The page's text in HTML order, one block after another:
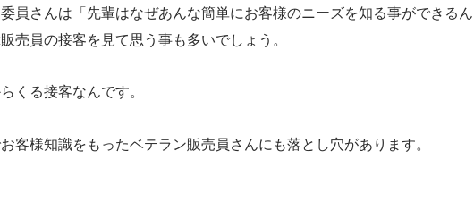
員さんは「先輩はなぜあんな簡単にお客様のニーズを知る事ができるん
売員の接客を見て思う事も多いでしょう。
くる接客なんです。
客様知識をもったベテラン販売員さんにも落とし穴があります。